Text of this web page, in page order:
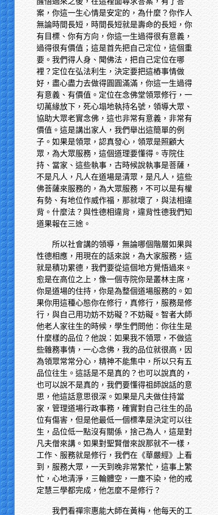
案，你這一生心情是安定的，為什麼？你作人
無論時間長短，時間長短就是壽命的長短，你
有目標、你有方向，你這一生過得很有意義，
過得很有價值；這是首先把自己定位，這個重
要。我們得人身、聞佛法，把自己定位在哪
裡？定位在弘法利生，決定要把這樁事情做
好，盡心盡力去做得圓圓滿滿，你這一生過得
有意義、有價值。定位在念佛堂領眾修行，一
切萬緣放下，死心塌地執持名號，領導大眾、
協助大眾老實念佛，這也非常有意義，非常有
價值。這是講出家人，我們舉出這簡單的例
子。如果是領眾，認真發心，領眾是照顧大
眾，為大眾服務，這個道理要懂得。寺院住
持、當家、這些執事，古時候說執事是菩薩，
不是凡人，凡人在道場是清眾，是凡人，這些
佛菩薩來服務的，為大眾服務，不可以是有權
有勢、有地位作威作福，那就壞了，與法相違
背。什麼法？與性德相違背，違背性德我們知
道果報在三途。
所以社會講的領導，無論哪個階層如果與
性德相應，用現在的話來說，為大家服務，這
就是積功累德，我們要從這個地方覺悟過來。
愈是在高位之上，像一個寺院你是叢林主席，
你是道場的住持，你是為整個道場服務的。如
果你用這種心態你在修行，真修行，服務是修
行，與自己用功妨不妨礙？不妨礙。智者大師
他老人家往生的時候，學生們問他：你往生是
什麼樣的品位？他說：如果我不領眾，不做這
些雜務事情，一心念佛，我的品位就很高，因
為領眾常常分心，精神不能集中，所以只有五
品位往生。這話是不是真的？也可以說真的，
也可以說不是真的，我們要懂得祖師說話的意
思，他這話意思很深。如果是凡夫做住持當
家，管理道場行政事務，確實對自己往生的品
位有傷害，但是他最低一個標準是決定可以往
生，品位低一點沒有關係，捨己為人，這是對
凡夫僧來講。如果對聖賢僧來說那就不一樣，
工作、服務就是修行，我們在《華嚴經》上看
到，服務大眾，一天到晚非常繁忙，這事上繁
忙，心地清淨，三輪體空，一塵不染，他的戒
定慧三學都完成，他怎麼不是修行？
我們看禪宗惠能大師在黃梅，他每天的工